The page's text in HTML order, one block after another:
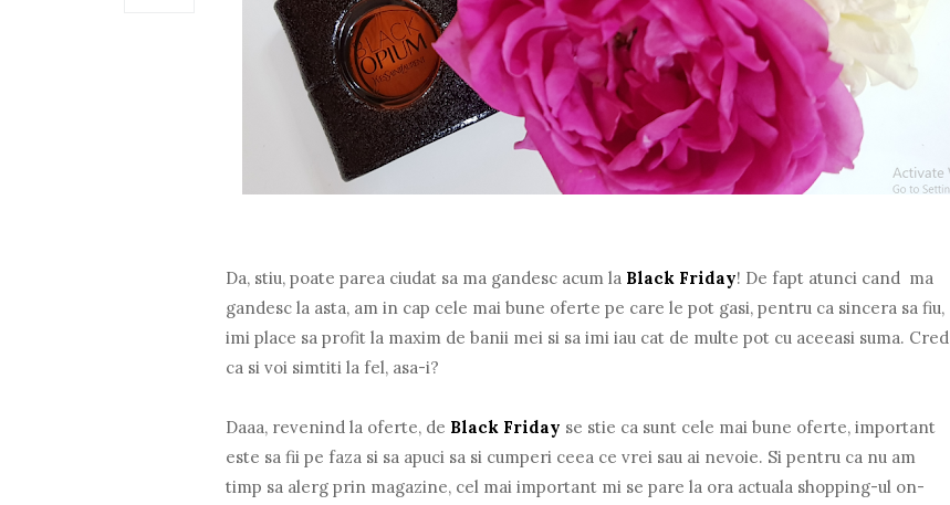
Da, stiu, poate parea ciudat sa ma gandesc acum la Black Friday! De fapt atunci cand ma
gandesc la asta, am in cap cele mai bune oferte pe care le pot gasi, pentru ca sincera sa fiu,
imi place sa profit la maxim de banii mei si sa imi iau cat de multe pot cu aceeasi suma. Cred
ca si voi simtiti la fel, asa-i?
Daaa, revenind la oferte, de Black Friday se stie ca sunt cele mai bune oferte, important
este sa fii pe faza si sa apuci sa si cumperi ceea ce vrei sau ai nevoie. Si pentru ca nu am
timp sa alerg prin magazine, cel mai important mi se pare la ora actuala shopping-ul on-